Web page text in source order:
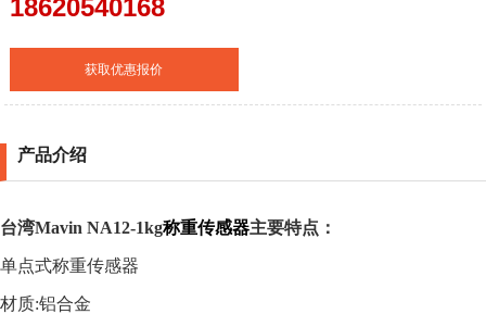
18620540168
获取优惠报价
产品介绍
台湾Mavin NA12-1kg称重传感器主要特点：
单点式称重传感器
材质:铝合金